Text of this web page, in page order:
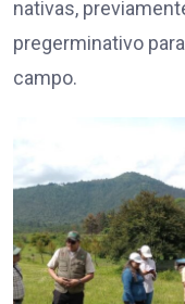
nativas,
pregerminativo
campo.